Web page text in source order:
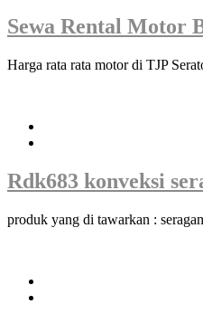
Sewa Rental Motor
Harga rata rata motor di TJP
Rdk683 konveksi
produk yang di tawarkan :